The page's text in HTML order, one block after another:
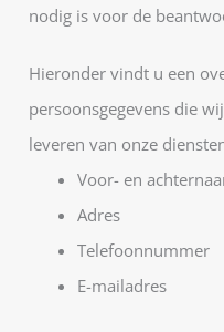
nodig is voor de
Hieronder vindt u een
persoonsgegevens die
leveren van onze
Voor- en
Adres
Telefoonnummer
E-mailadres